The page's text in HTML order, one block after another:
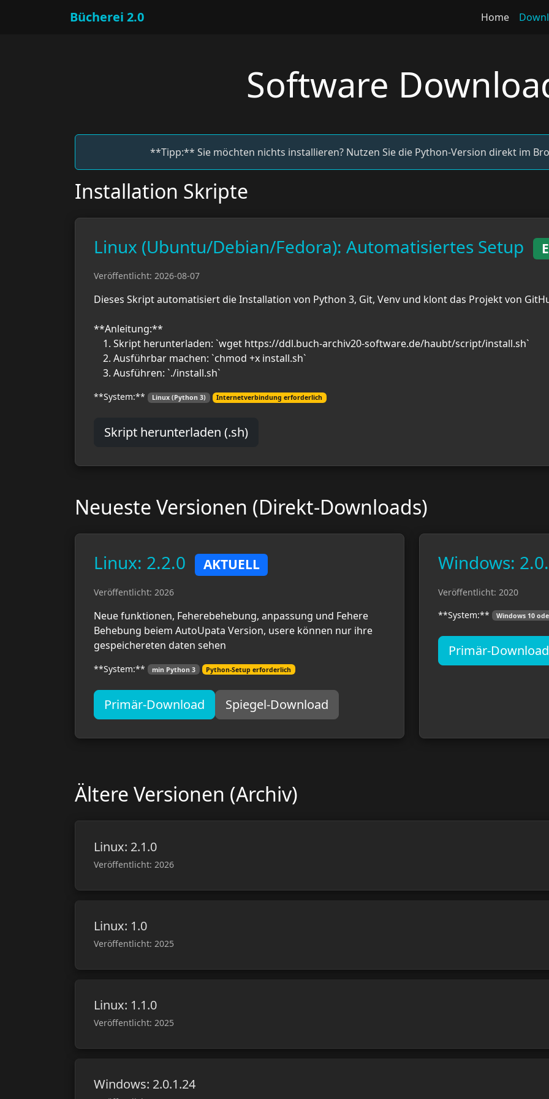
Bücherei 2.0 Home
Software
**Tipp:** Sie möchten nichts installieren? Nutzen Sie die Python-Version direkt im
Installation Skripte
Linux (Ubuntu/Debian/Fedora): Automatisiertes Setup
Veröffentlicht: 2026-08-07
Dieses Skript automatisiert die Installation von Python 3, Git, Venv und klont das Projekt von
**Anleitung:**
Skript herunterladen: `wget https://ddl.buch-archiv20-software.de/haubt/script/install.sh`
Ausführbar machen: `chmod +x install.sh`
Ausführen: `./install.sh`
**System:** Linux (Python 3) Internetverbindung erforderlich
Skript herunterladen (.sh)
Neueste Versionen (Direkt-Downloads)
Linux: 2.2.0 AKTUELL
Veröffentlicht: 2026
Neue funktionen, Feherebehebung, anpassung und Fehere
Behebung beiem AutoUpata Version, usere können nur ihre
gespeichereten daten sehen
**System:** min Python 3 Python-Setup erforderlich
Primär-Download Spiegel-Download
Windows:
Veröffentlicht: 2020
**System:**
Windows 10
Primär-Download
Ältere Versionen (Archiv)
Linux: 2.1.0
Veröffentlicht: 2026
Linux: 1.0
Veröffentlicht: 2025
Linux: 1.1.0
Veröffentlicht: 2025
Windows: 2.0.1.24